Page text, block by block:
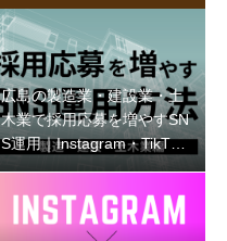
広島の製造業・建設業・土
木業で採用応募を増やすSN
S運用｜Instagram・TikTok
の始め方